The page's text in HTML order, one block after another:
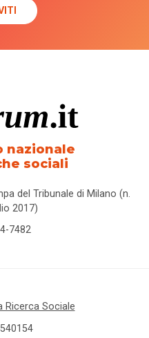
nazionale
sociali
del Tribunale di Milano (n.
2017)
7482
Ricerca Sociale